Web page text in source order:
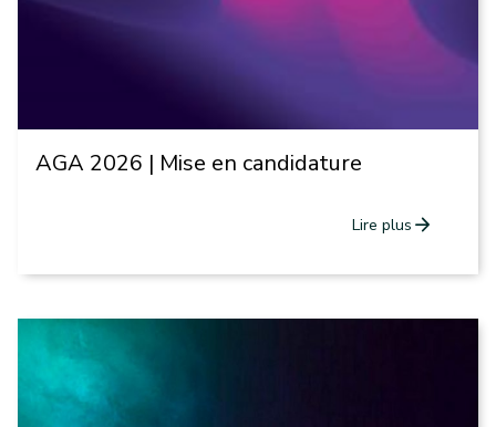
AGA 2026 | Mise en candidature
Lire plus arrow_forward